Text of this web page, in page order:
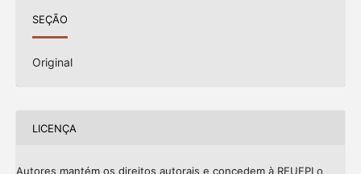
SEÇÃO
Original
LICENÇA
Autores mantém os direitos autorais e concedem à REUFPI o